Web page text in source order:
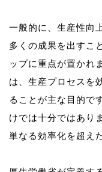
一般的に、生産性向
多くの成果を出すこ
ップに重点が置かれ
は、生産プロセスを
ることが主な目的で
けでは十分ではあり
単なる効率化を超え